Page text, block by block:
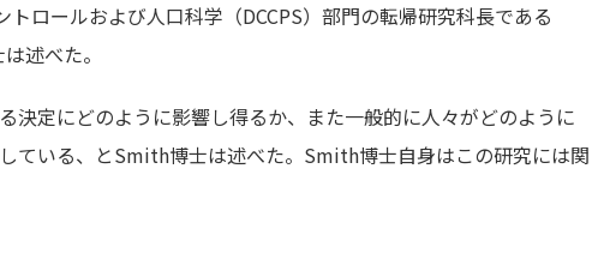
ロールおよび人口科学（DCCPS）部門の転帰研究科長である
述べた。
決定にどのように影響し得るか、また一般的に人々がどのように
ている、とSmith博士は述べた。Smith博士自身はこの研究には関